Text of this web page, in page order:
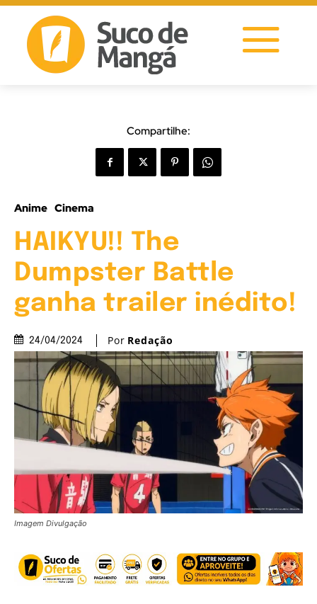
Compartilhe:
Anime Cinema
HAIKYU!! The
Dumpster Battle
ganha trailer inédito!
24/04/2024 Por Redação
Imagem Divulgação